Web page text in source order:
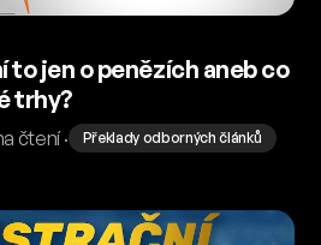
to jen o penězích aneb co
trhy?
čtení · Překlady odborných článků